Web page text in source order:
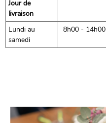
Jour de
livraison
Lundi au
samedi
8h00 - 14h00